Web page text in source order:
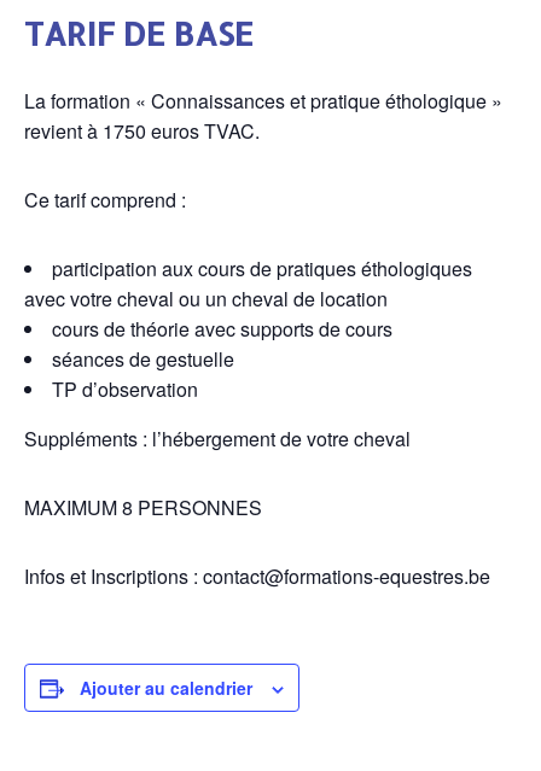
TARIF DE BASE
La formation « Connaissances et pratique éthologique »
revient à 1750 euros TVAC.
Ce tarif comprend :
participation aux cours de pratiques éthologiques
avec votre cheval ou un cheval de location
cours de théorie avec supports de cours
séances de gestuelle
TP d’observation
Suppléments : l’hébergement de votre cheval
MAXIMUM 8 PERSONNES
Infos et Inscriptions : contact@formations-equestres.be
Ajouter au calendrier